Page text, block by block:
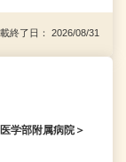
終了日： 2026/08/31
学部附属病院＞